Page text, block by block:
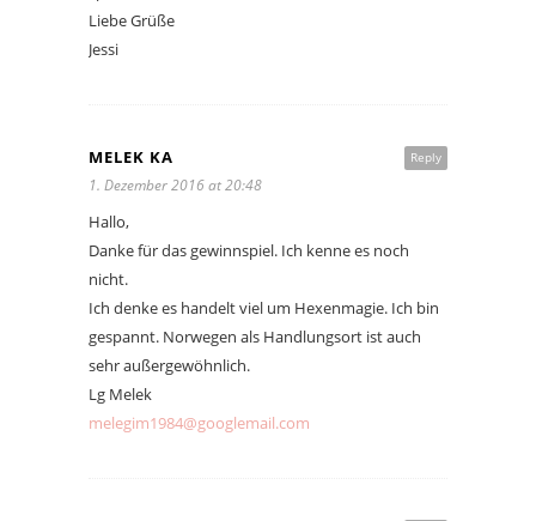
Liebe Grüße
Jessi
Reply
MELEK KA
1. Dezember 2016 at 20:48
Hallo,
Danke für das gewinnspiel. Ich kenne es noch
nicht.
Ich denke es handelt viel um Hexenmagie. Ich bin
gespannt. Norwegen als Handlungsort ist auch
sehr außergewöhnlich.
Lg Melek
melegim1984@googlemail.com